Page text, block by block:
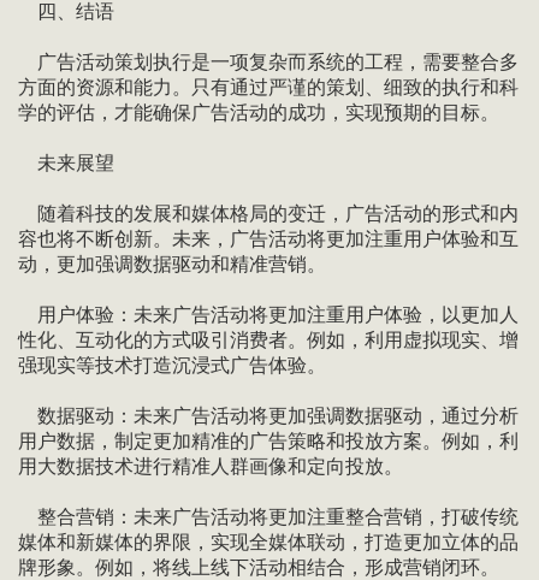
四、结语
广告活动策划执行是一项复杂而系统的工程，需要整合多
方面的资源和能力。只有通过严谨的策划、细致的执行和科
学的评估，才能确保广告活动的成功，实现预期的目标。
未来展望
随着科技的发展和媒体格局的变迁，广告活动的形式和内
容也将不断创新。未来，广告活动将更加注重用户体验和互
动，更加强调数据驱动和精准营销。
用户体验：未来广告活动将更加注重用户体验，以更加人
性化、互动化的方式吸引消费者。例如，利用虚拟现实、增
强现实等技术打造沉浸式广告体验。
数据驱动：未来广告活动将更加强调数据驱动，通过分析
用户数据，制定更加精准的广告策略和投放方案。例如，利
用大数据技术进行精准人群画像和定向投放。
整合营销：未来广告活动将更加注重整合营销，打破传统
媒体和新媒体的界限，实现全媒体联动，打造更加立体的品
牌形象。例如，将线上线下活动相结合，形成营销闭环。